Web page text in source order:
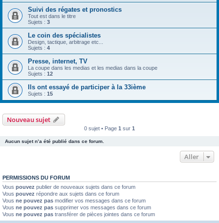
Suivi des régates et pronostics
Tout est dans le titre
Sujets : 3
Le coin des spécialistes
Design, tactique, arbitrage etc...
Sujets : 4
Presse, internet, TV
La coupe dans les medias et les medias dans la coupe
Sujets : 12
Ils ont essayé de participer à la 33ième
Sujets : 15
Nouveau sujet
0 sujet • Page 1 sur 1
Aucun sujet n’a été publié dans ce forum.
Aller
PERMISSIONS DU FORUM
Vous pouvez publier de nouveaux sujets dans ce forum
Vous pouvez répondre aux sujets dans ce forum
Vous ne pouvez pas modifier vos messages dans ce forum
Vous ne pouvez pas supprimer vos messages dans ce forum
Vous ne pouvez pas transférer de pièces jointes dans ce forum